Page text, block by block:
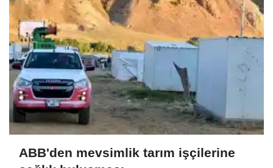
ABB'den mevsimlik tarım işçilerine